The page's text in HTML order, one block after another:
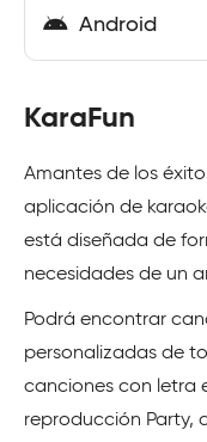
Android
KaraFun
Amantes de los
aplicación de
está diseñada de
necesidades de un
Podrá encontrar
personalizadas de
canciones con letra
reproducción Party,